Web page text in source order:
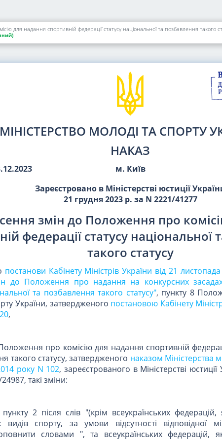
для надання спортивній федерації статусу національної та позбавлення такого
МІНІСТЕРСТВО МОЛОДІ ТА СПОРТУ
НАКАЗ
м. Київ
Зареєстровано в Міністерстві юстиції
21 грудня 2023 р. за N 2221/41277
змін до Положення про
федерації статусу національної
такого статусу
постанови Кабінету Міністрів України від 21
до Положення про надання на конкурсних засадах
та позбавлення такого статусу", пункту 8
України, затвердженого постановою Кабінету
,
про комісію для надання спортивній
такого статусу, затвердженого наказом Міністерства
року N 102, зареєстрованого в Міністерстві
такі зміни:
2 після слів "(крім всеукраїнських
видів спорту, за умови відсутності відповідної
словами ", та всеукраїнських федерацій,